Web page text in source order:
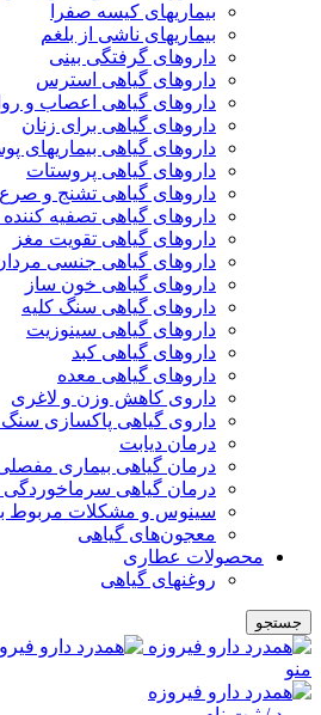
بیماریهای کیسه صفرا
بیماریهای ناشی از بلغم
داروهای گرفتگی بینی
داروهای گیاهی استرس
داروهای گیاهی اعصاب و
داروهای گیاهی برای زنان
داروهای گیاهی بیماریهای
داروهای گیاهی پروستات
داروهای گیاهی تشنج و صرع
داروهای گیاهی تصفیه
داروهای گیاهی تقویت مغز
داروهای گیاهی جنسی
داروهای گیاهی خون ساز
داروهای گیاهی سنگ کلیه
داروهای گیاهی سینوزیت
داروهای گیاهی کبد
داروهای گیاهی معده
داروی کاهش وزن و لاغری
داروی گیاهی پاکسازی سنگ
درمان دیابت
درمان گیاهی بیماری
درمان گیاهی
سینوس و مشکلات مربوط
معجون‌های گیاهی
محصولات عطاری
روغنهای گیاهی
جستجو
منو